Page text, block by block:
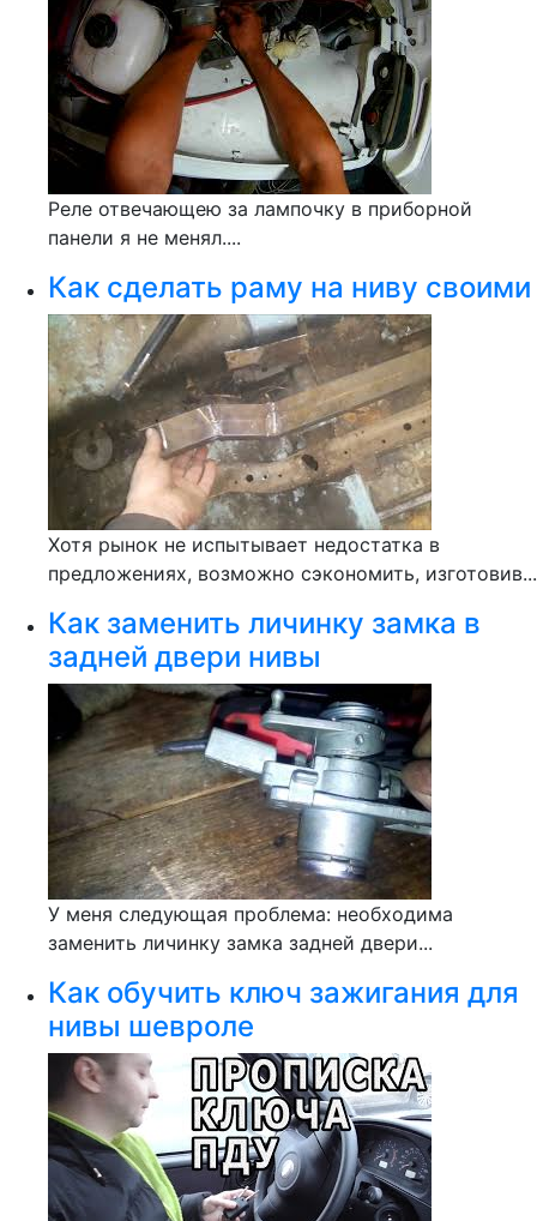
Реле отвечающею за лампочку в приборной
панели я не менял....
Как сделать раму на ниву своими
Хотя рынок не испытывает недостатка в
предложениях, возможно сэкономить, изготовив...
Как заменить личинку замка в
задней двери нивы
У меня следующая проблема: необходима
заменить личинку замка задней двери...
Как обучить ключ зажигания для
нивы шевроле